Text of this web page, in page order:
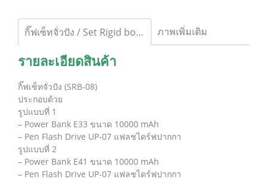
กิ๊ฟเซ็ทจั่วปัง / Set Rigid box_08 ภาพเพิ่มเติม
รายละเอียดสินค้า
กิ๊ฟเซ็ทจั่วปัง (SRB-08)
ประกอบด้วย
รูปแบบที่ 1
– Power Bank E33 ขนาด 10000 mAh
– Pen Flash Drive UP-07 แฟลชไดร์ฟปากกา
รูปแบบที่ 2
– Power Bank E41 ขนาด 10000 mAh
– Pen Flash Drive UP-07 แฟลชไดร์ฟปากกา